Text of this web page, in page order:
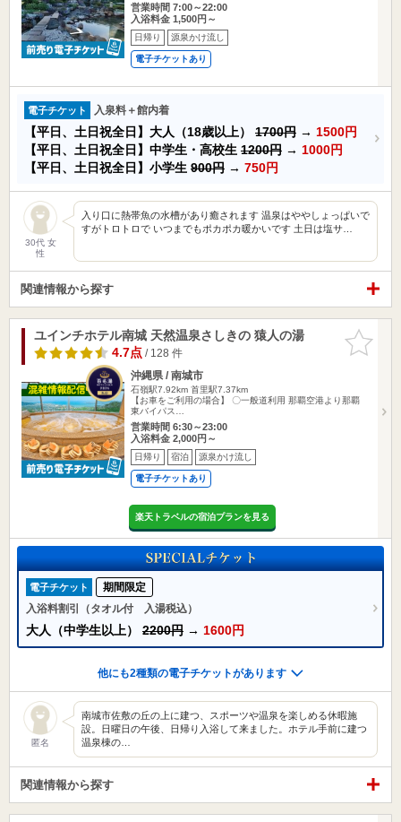
営業時間 7:00～22:00
入浴料金 1,500円～
日帰り 源泉かけ流し
電子チケットあり
電子チケット 入泉料＋館内着
【平日、土日祝全日】大人（18歳以上） 1700円 → 1500円
【平日、土日祝全日】中学生・高校生 1200円 → 1000円
【平日、土日祝全日】小学生 900円 → 750円
30代 女
性
入り口に熱帯魚の水槽があり癒されます 温泉はややしょっぱいで
すがトロトロで いつまでもポカポカ暖かいです 土日は塩サ…
関連情報から探す
お気に入
りに追加
ユインチホテル南城 天然温泉さしきの 猿人の湯
4.7点/ 128 件
沖縄県 / 南城市
石嶺駅7.92km 首里駅7.37km
【お車をご利用の場合】 〇一般道利用 那覇空港より那覇
東バイパス…
営業時間 6:30～23:00
入浴料金 2,000円～
日帰り 宿泊 源泉かけ流し
電子チケットあり
楽天トラベルの宿泊プランを見る
電子チケット
期間限定
入浴料割引（タオル付 入湯税込）
大人（中学生以上） 2200円 → 1600円
他にも2種類の電子チケットがあります
匿名
南城市佐敷の丘の上に建つ、スポーツや温泉を楽しめる休暇施
設。日曜日の午後、日帰り入浴して来ました。ホテル手前に建つ
温泉棟の…
関連情報から探す